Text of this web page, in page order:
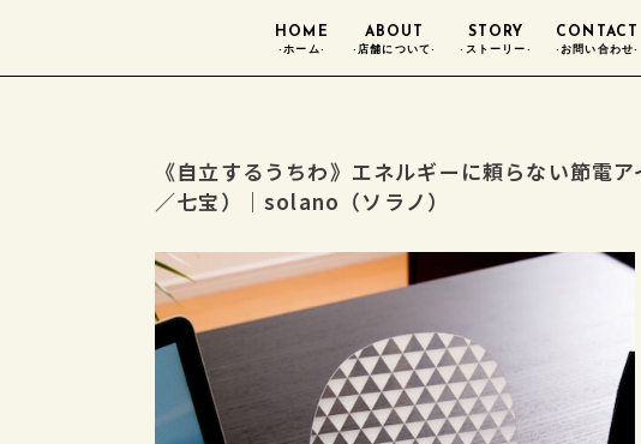
HOME
-ホーム-
ABOUT
-店舗について-
STORY
-ストーリー-
CONTACT
-お問い合わせ-
《自立するうちわ》エネルギーに頼らない節電
／七宝）｜solano（ソラノ）